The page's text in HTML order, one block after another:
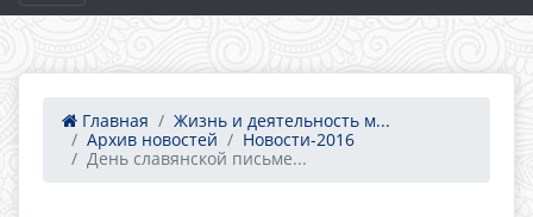
Главная
Жизнь и деятельность м...
Архив новостей
Новости-2016
День славянской письме...